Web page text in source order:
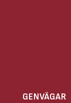
GENVÄGAR